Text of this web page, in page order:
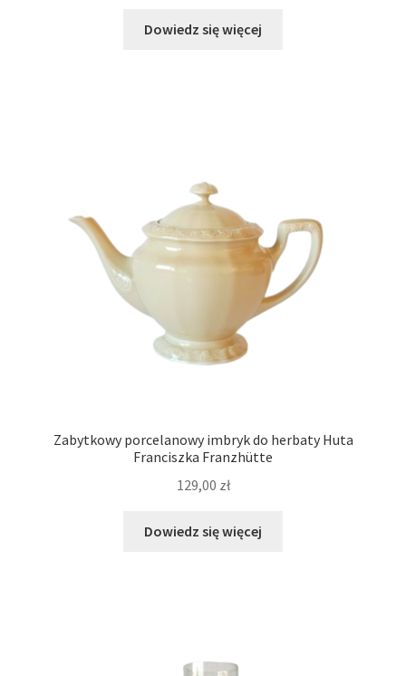
Dowiedz się więcej
Zabytkowy porcelanowy imbryk do herbaty Huta
Franciszka Franzhütte
129,00 zł
Dowiedz się więcej